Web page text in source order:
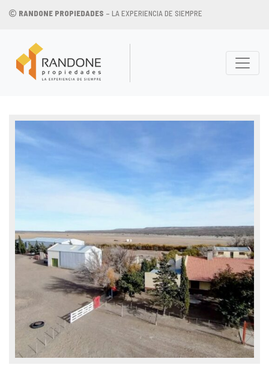
RANDONE PROPIEDADES – LA EXPERIENCIA DE SIEMPRE